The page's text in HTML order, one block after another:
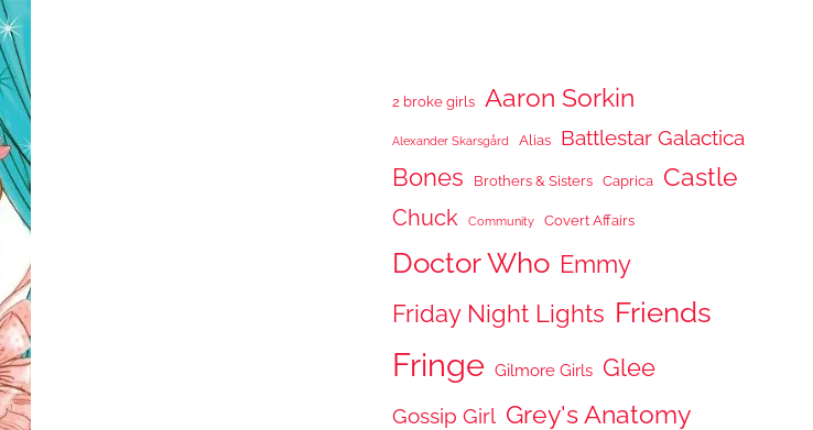
2 broke girls Aaron Sorkin
Alexander Skarsgård Alias Battlestar Galactica
Bones Brothers & Sisters Caprica Castle
Chuck Community Covert Affairs
Doctor Who Emmy
Friday Night Lights Friends
Fringe Gilmore Girls Glee
Gossip Girl Grey's Anatomy